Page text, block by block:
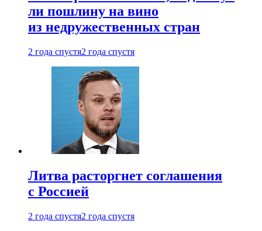
ли пошлину на вино
из недружественных стран
2 года спустя2 года спустя
Литва расторгнет соглашения
с Россией
2 года спустя2 года спустя